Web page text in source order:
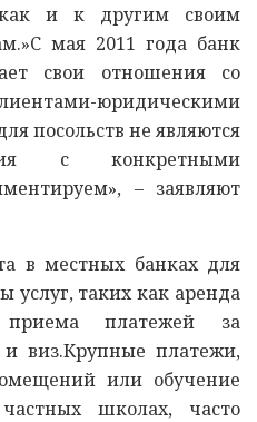
и к другим своим
мая 2011 года банк
свои отношения со
юридическими
посольств не являются
с конкретными
– заявляют
в местных банках для
услуг, таких как аренда
приема платежей за
виз.Крупные платежи,
или обучение
школах, часто